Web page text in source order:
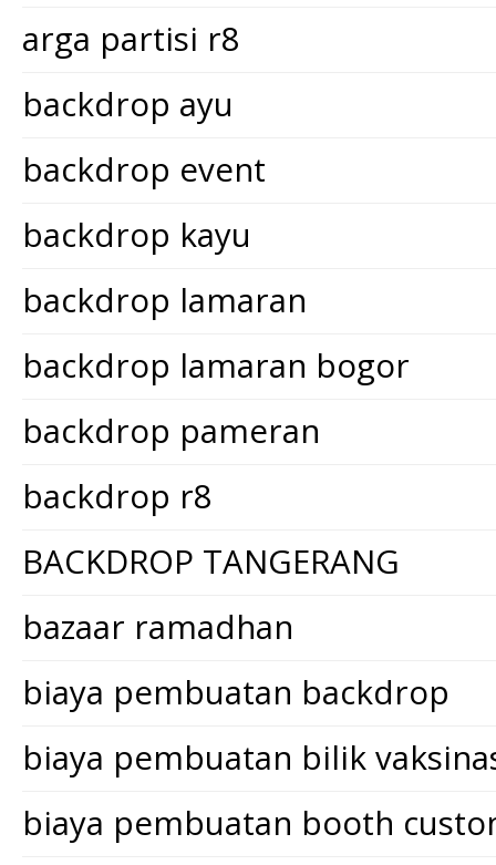
arga partisi r8
backdrop ayu
backdrop event
backdrop kayu
backdrop lamaran
backdrop lamaran bogor
backdrop pameran
backdrop r8
BACKDROP TANGERANG
bazaar ramadhan
biaya pembuatan backdrop
biaya pembuatan bilik
biaya pembuatan booth